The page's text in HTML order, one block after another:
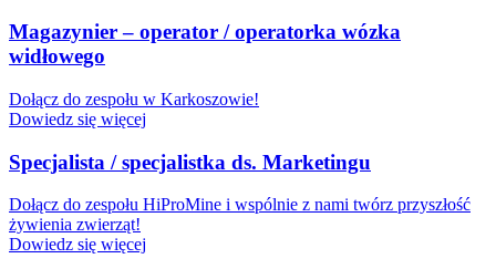
Magazynier – operator / operatorka wózka
widłowego
Dołącz do zespołu w Karkoszowie!
Dowiedz się więcej
Specjalista / specjalistka ds. Marketingu
Dołącz do zespołu HiProMine i wspólnie z nami twórz przyszłość
żywienia zwierząt!
Dowiedz się więcej